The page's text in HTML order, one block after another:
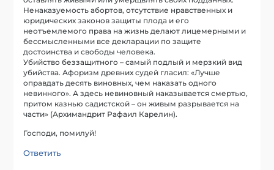
Ненаказуемость абортов, отсутствие нравственных и
юридических законов защиты плода и его
неотъемлемого права на жизнь делают лицемерными и
бессмысленными все декларации по защите
достоинства и свободы человека.
Убийство беззащитного – самый подлый и мерзкий вид
убийства. Афоризм древних судей гласил: «Лучше
оправдать десять виновных, чем наказать одного
невинного». А здесь невиновный наказывается смертью,
притом казнью садистской – он живым разрывается на
части» (Архимандрит Рафаил Карелин).
Господи, помилуй!
Ответить